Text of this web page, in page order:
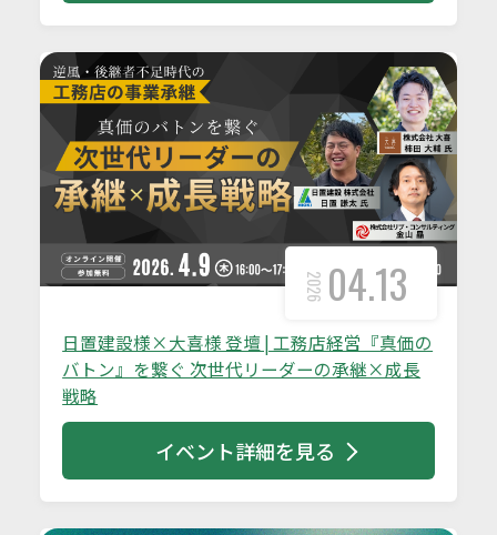
2026 04.13
日置建設様×大喜様 登壇 | 工務店経営『真価の
バトン』を繋ぐ 次世代リーダーの承継×成長
戦略
イベント詳細を見る